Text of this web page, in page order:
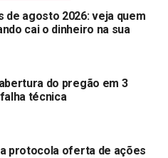
abaixo do cenário básico.
das políticas
que pressionem a
trajetória fiscal podem
país. Apesar da melhora
da dívida
segue criando uma
riscos, ou seja, com
de agosto 2026: veja quem
cai o dinheiro na sua
do pregão em 3
técnica
protocola oferta de ações